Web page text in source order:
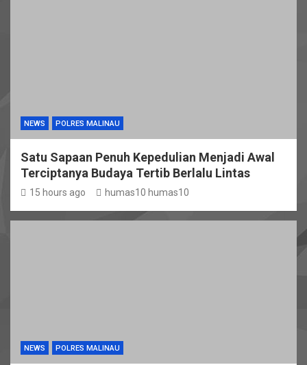
NEWS POLRES MALINAU
Satu Sapaan Penuh Kepedulian Menjadi Awal
Terciptanya Budaya Tertib Berlalu Lintas
15 hours ago humas10 humas10
NEWS POLRES MALINAU